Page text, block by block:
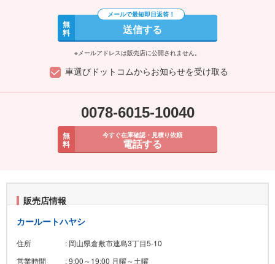
無
料 送信する
※メールアドレスは販売店に公開されません。
車選びドットコムからお知らせを受け取る
0078-6015-10040
無
料
今すぐ在庫確認・見積り依頼
電話する
販売店情報
カールートハヤシ
住所
: 岡山県倉敷市連島3丁目5-10
営業時間
: 9:00～19:00 月曜～土曜